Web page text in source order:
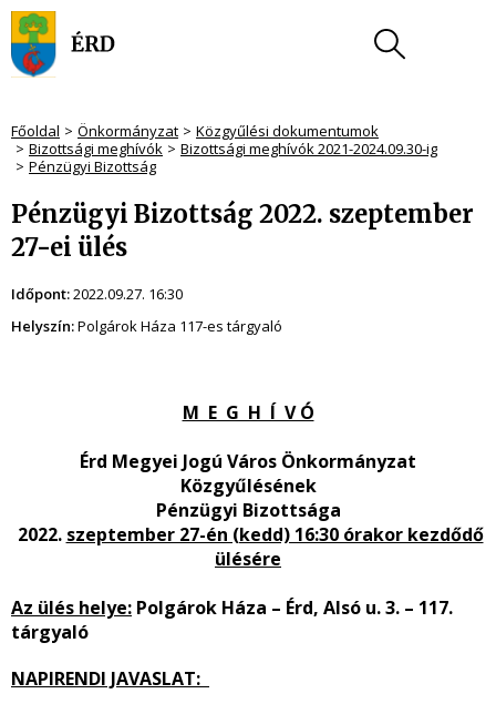
Főoldal Önkormányzat
Közgyűlési dokumentumok
Bizottsági meghívók
Bizottsági meghívók 2021-2024.09.30-ig
Pénzügyi Bizottság
Pénzügyi Bizottság 2022. szeptember
27-ei ülés
Időpont:2022.09.27. 16:30
Helyszín:Polgárok Háza 117-es tárgyaló
M E G H Í V Ó
Érd Megyei Jogú Város Önkormányzat
Közgyűlésének
Pénzügyi Bizottsága
2022. szeptember 27-én (kedd) 16:30 órakor kezdődő
ülésére
Az ülés helye: Polgárok Háza – Érd, Alsó u. 3. – 117.
tárgyaló
NAPIRENDI JAVASLAT: